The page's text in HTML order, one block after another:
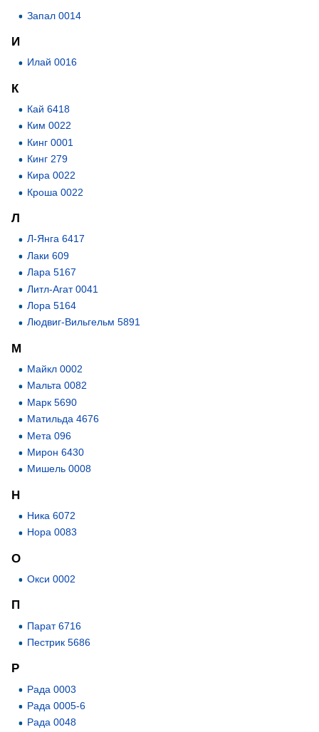
Запал 0014
И
Илай 0016
К
Кай 6418
Ким 0022
Кинг 0001
Кинг 279
Кира 0022
Кроша 0022
Л
Л-Янга 6417
Лаки 609
Лара 5167
Литл-Агат 0041
Лора 5164
Людвиг-Вильгельм 5891
М
Майкл 0002
Мальта 0082
Марк 5690
Матильда 4676
Мета 096
Мирон 6430
Мишель 0008
Н
Ника 6072
Нора 0083
О
Окси 0002
П
Парат 6716
Пестрик 5686
Р
Рада 0003
Рада 0005-6
Рада 0048